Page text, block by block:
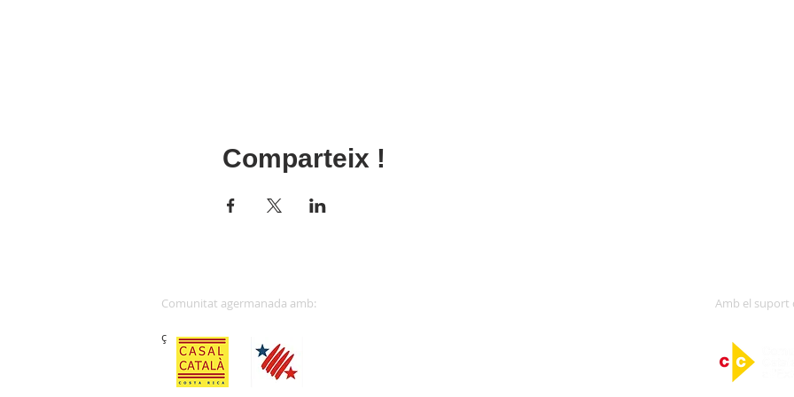
Comparteix !
Comunitat agermanada amb:
ç
Amb el